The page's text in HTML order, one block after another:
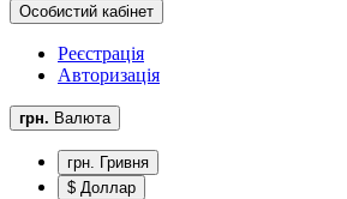
Особистий кабінет
Реєстрація
Авторизація
грн. Валюта
грн. Гривня
$ Доллар